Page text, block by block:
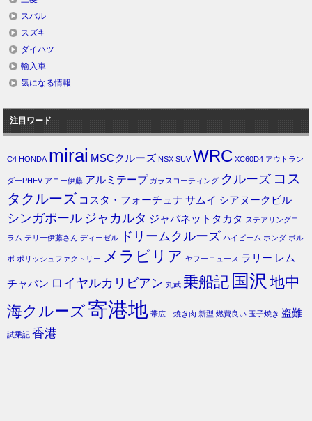
スバル
スズキ
ダイハツ
輸入車
気になる情報
注目ワード
C4 HONDA mirai MSCクルーズ NSX SUV WRC XC60D4 アウトラン
ダーPHEV アニー伊藤 アルミテープ ガラスコーティング クルーズ コス
タクルーズ コスタ・フォーチュナ サムイ シアヌークビル
シンガポール ジャカルタ ジャパネットタカタ ステアリングコ
ラム テリー伊藤さん ディーゼル ドリームクルーズ ハイビーム ホンダ ボル
ボ ポリッシュファクトリー メラビリア ヤフーニュース ラリー レム
チャバン ロイヤルカリビアン 丸武 乗船記 国沢 地中
海クルーズ寄港地 帯広 焼き肉 新型 燃費良い 玉子焼き 盗難
試乗記 香港